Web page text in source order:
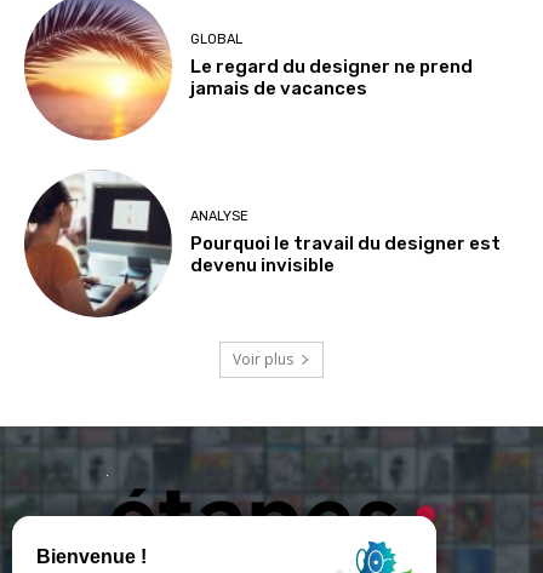
GLOBAL
Le regard du designer ne prend
jamais de vacances
ANALYSE
Pourquoi le travail du designer est
devenu invisible
Voir plus